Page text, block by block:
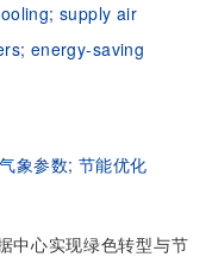
supply air
energy-saving
气象参数; 节能优化
中心实现绿色转型与节